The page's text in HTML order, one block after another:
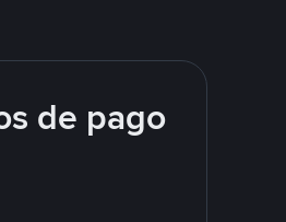
de pago